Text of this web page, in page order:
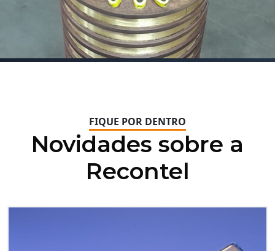
FIQUE POR DENTRO
Novidades sobre a
Recontel